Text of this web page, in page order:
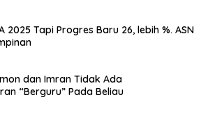
Progres Baru 26, lebih %. ASN
dan Imran Tidak Ada
“Berguru” Pada Beliau